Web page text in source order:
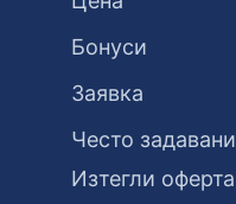
Бонуси
Заявка
Често
Изтегли оферта